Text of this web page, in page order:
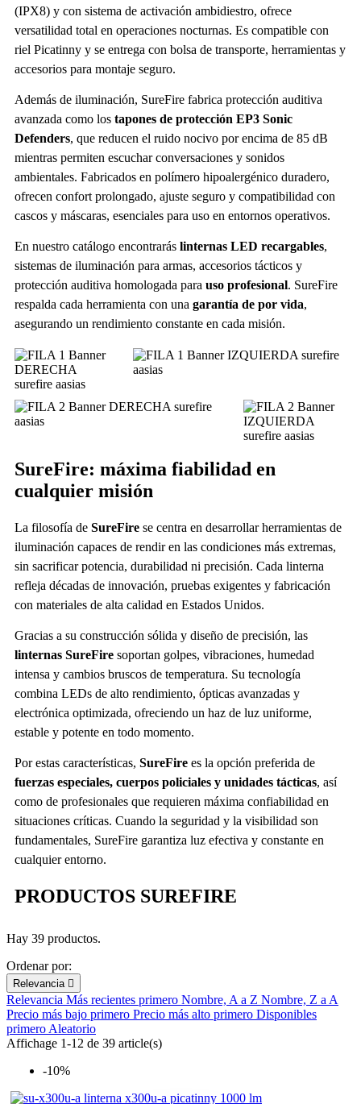
(IPX8) y con sistema de activación ambidiestro, ofrece
versatilidad total en operaciones nocturnas. Es compatible con
riel Picatinny y se entrega con bolsa de transporte, herramientas y
accesorios para montaje seguro.
Además de iluminación, SureFire fabrica protección auditiva
avanzada como los tapones de protección EP3 Sonic
Defenders, que reducen el ruido nocivo por encima de 85 dB
mientras permiten escuchar conversaciones y sonidos
ambientales. Fabricados en polímero hipoalergénico duradero,
ofrecen confort prolongado, ajuste seguro y compatibilidad con
cascos y máscaras, esenciales para uso en entornos operativos.
En nuestro catálogo encontrarás linternas LED recargables,
sistemas de iluminación para armas, accesorios tácticos y
protección auditiva homologada para uso profesional. SureFire
respalda cada herramienta con una garantía de por vida,
asegurando un rendimiento constante en cada misión.
SureFire: máxima fiabilidad en
cualquier misión
La filosofía de SureFire se centra en desarrollar herramientas de
iluminación capaces de rendir en las condiciones más extremas,
sin sacrificar potencia, durabilidad ni precisión. Cada linterna
refleja décadas de innovación, pruebas exigentes y fabricación
con materiales de alta calidad en Estados Unidos.
Gracias a su construcción sólida y diseño de precisión, las
linternas SureFire soportan golpes, vibraciones, humedad
intensa y cambios bruscos de temperatura. Su tecnología
combina LEDs de alto rendimiento, ópticas avanzadas y
electrónica optimizada, ofreciendo un haz de luz uniforme,
estable y potente en todo momento.
Por estas características, SureFire es la opción preferida de
fuerzas especiales, cuerpos policiales y unidades tácticas, así
como de profesionales que requieren máxima confiabilidad en
situaciones críticas. Cuando la seguridad y la visibilidad son
fundamentales, SureFire garantiza luz efectiva y constante en
cualquier entorno.
PRODUCTOS SUREFIRE
Hay 39 productos.
Ordenar por:
Relevancia 
Relevancia Más recientes primero Nombre, A a Z Nombre, Z a A
Precio más bajo primero Precio más alto primero Disponibles
primero Aleatorio
Affichage 1-12 de 39 article(s)
-10%